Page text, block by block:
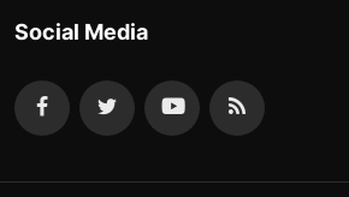
Social Media